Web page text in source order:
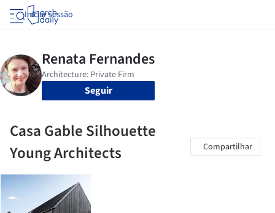
Iniciar sessão
Seguir
Casa Gable Silhouette
Young Architects
Compartilhar